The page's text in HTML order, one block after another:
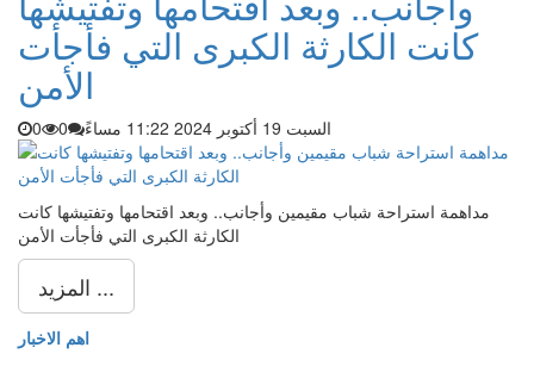
كانت الكارثة الكبرى التي فأجأت
الأمن
السبت 19 أكتوبر 2024 11:22 مساءً 0
0
مداهمة استراحة شباب مقيمين وأجانب.. وبعد اقتحامها وتفتيشها كانت
الكارثة الكبرى التي فأجأت الأمن
المزيد ...
اهم الاخبار